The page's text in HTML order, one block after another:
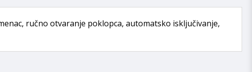
ručno otvaranje poklopca, automatsko isključivanje,